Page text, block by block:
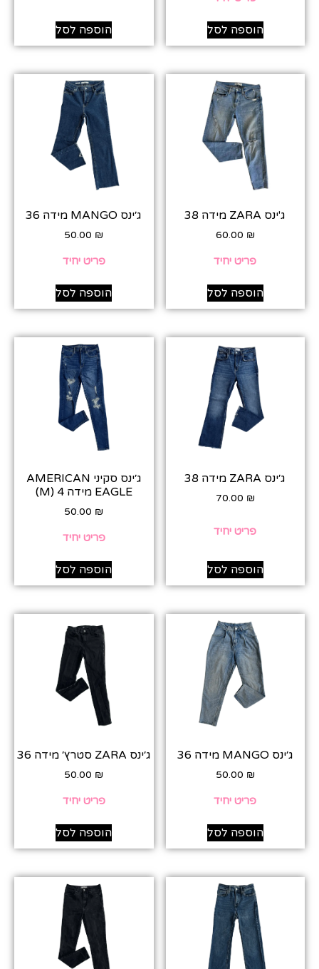
הוספה לסל הוספה לסל
ג'ינס ZARA מידה 38
60.00 ₪
פריט יחיד
הוספה לסל
ג׳ינס MANGO מידה 36
50.00 ₪
פריט יחיד
הוספה לסל
ג׳ינס ZARA מידה 38
70.00 ₪
פריט יחיד
הוספה לסל
ג׳ינס סקיני AMERICAN
EAGLE מידה 4 (M)
50.00 ₪
פריט יחיד
הוספה לסל
ג׳ינס MANGO מידה 36
50.00 ₪
פריט יחיד
הוספה לסל
ג׳ינס ZARA סטרץ׳ מידה 36
50.00 ₪
פריט יחיד
הוספה לסל